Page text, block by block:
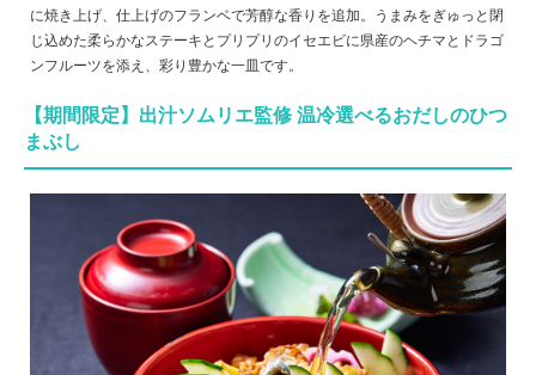
に焼き上げ、仕上げのフランベで芳醇な香りを追加。うまみをぎゅっと閉
じ込めた柔らかなステーキとプリプリのイセエビに県産のヘチマとドラゴ
ンフルーツを添え、彩り豊かな一皿です。
【期間限定】出汁ソムリエ監修 温冷選べるおだしのひつ
まぶし